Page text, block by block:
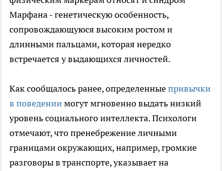
Марфана - генетическую особенность,
сопровождающуюся высоким ростом и
длинными пальцами, которая нередко
встречается у выдающихся личностей.
Как сообщалось ранее, определенныепривычки
в поведениимогут мгновенно выдать низкий
уровень социального интеллекта. Психологи
отмечают, что пренебрежение личными
границами окружающих, например, громкие
разговоры в транспорте, указывает на